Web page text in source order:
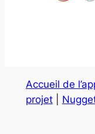
Accueil de
projet|